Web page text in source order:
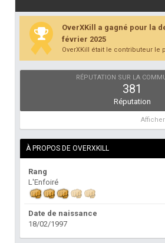
OverXKill a gagné pour la
février 2025
OverXKill était le contributeur le
RÉPUTATION SUR LA
381
Réputation
À PROPOS DE OVERXKILL
Rang
L'Enfoiré
Date de naissance
18/02/1997